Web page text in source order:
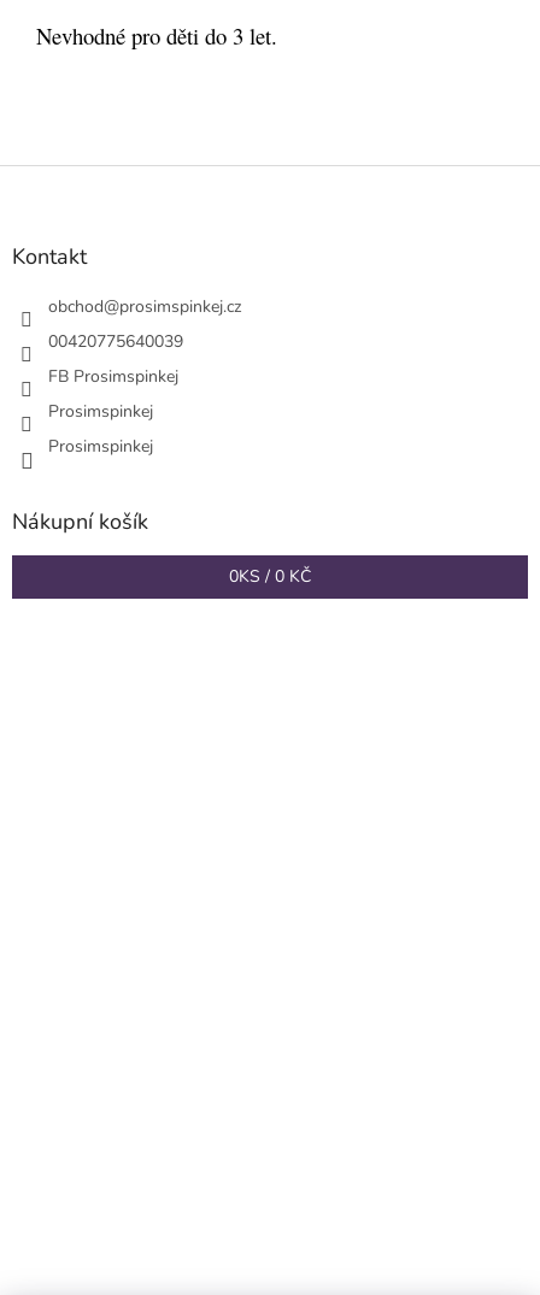
Nevhodné pro děti do 3 let.
Z
Kontakt
obchod@prosimspinkej.cz
00420775640039
FB Prosimspinkej
Prosimspinkej
Prosimspinkej
Nákupní košík
0KS / 0 KČ